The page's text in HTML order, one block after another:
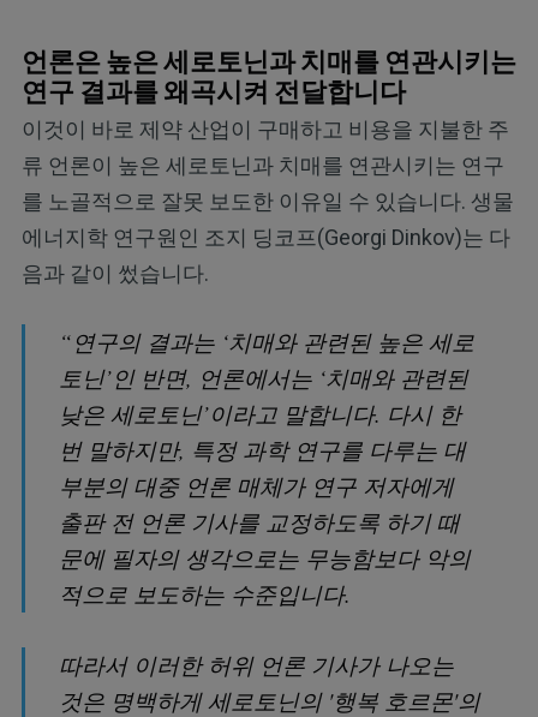
언론은 높은 세로토닌과 치매를 연관시키는
연구 결과를 왜곡시켜 전달합니다
이것이 바로 제약 산업이 구매하고 비용을 지불한 주
류 언론이 높은 세로토닌과 치매를 연관시키는 연구
를 노골적으로 잘못 보도한 이유일 수 있습니다. 생물
에너지학 연구원인 조지 딩코프(Georgi Dinkov)는 다
음과 같이 썼습니다.
“연구의 결과는 ‘치매와 관련된 높은 세로
토닌’인 반면, 언론에서는 ‘치매와 관련된
낮은 세로토닌’이라고 말합니다. 다시 한
번 말하지만, 특정 과학 연구를 다루는 대
부분의 대중 언론 매체가 연구 저자에게
출판 전 언론 기사를 교정하도록 하기 때
문에 필자의 생각으로는 무능함보다 악의
적으로 보도하는 수준입니다.
따라서 이러한 허위 언론 기사가 나오는
것은 명백하게 세로토닌의 '행복 호르몬'의